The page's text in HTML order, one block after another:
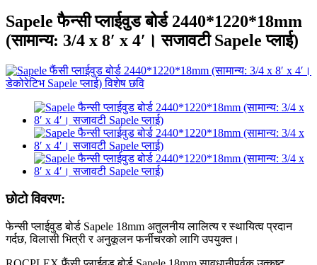
Sapele फैन्सी प्लाईवुड बोर्ड 2440*1220*18mm
(सामान्य: 3/4 x 8′ x 4′। सजावटी Sapele प्लाई)
छोटो विवरण:
फेन्सी प्लाईवुड बोर्ड Sapele 18mm अतुलनीय लालित्य र स्थायित्व प्रदान
गर्दछ, विलासी भित्री र अनुकूलन फर्नीचरको लागि उपयुक्त।